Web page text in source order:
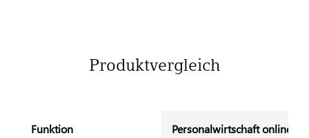
Produktvergleich
Funktion Personalwirtschaft online